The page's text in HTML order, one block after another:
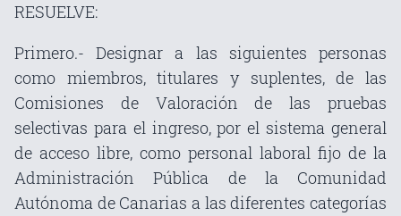
RESUELVE:
Primero.- Designar a las siguientes personas
como miembros, titulares y suplentes, de las
Comisiones de Valoración de las pruebas
selectivas para el ingreso, por el sistema general
de acceso libre, como personal laboral fijo de la
Administración Pública de la Comunidad
Autónoma de Canarias a las diferentes categorías